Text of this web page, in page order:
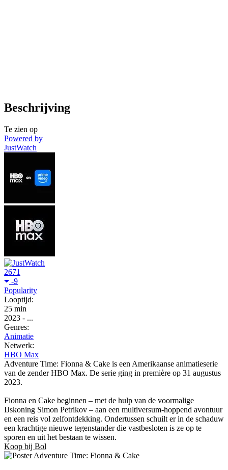
Beschrijving
Te zien op
Powered by
JustWatch
2671
-9
Popularity
Looptijd:
25 min
2023 - ...
Genres:
Animatie
Netwerk:
HBO Max
Adventure Time: Fionna & Cake is een Amerikaanse animatieserie
van de zender HBO Max. De serie ging in première op 31 augustus
2023.
Fionna en Cake beginnen – met de hulp van de voormalige
IJskoning Simon Petrikov – aan een multiversum-hoppend avontuur
en een reis vol zelfontdekking. Ondertussen schuilt er in de schaduw
een krachtige nieuwe tegenstander die vastbesloten is ze op te
sporen en uit het bestaan ​​te wissen.
Koop bij Bol